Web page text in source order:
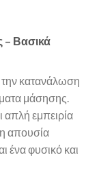
– Βασικά
την κατανάλωση
μάσησης.
απλή εμπειρία
η απουσία
ένα φυσικό και